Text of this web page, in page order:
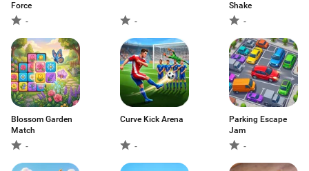
Force
-
-
Shake
-
Blossom Garden
Match
-
Curve Kick Arena
-
Parking Escape
Jam
-